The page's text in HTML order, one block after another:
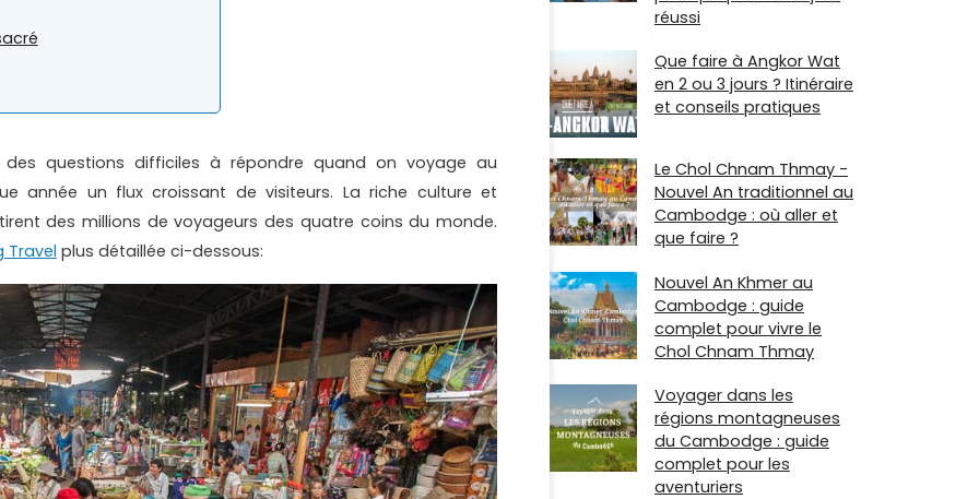
questions difficiles à répondre quand on voyage au
année un flux croissant de visiteurs. La riche culture et
des millions de voyageurs des quatre coins du monde.
Travel plus détaillée ci-dessous:
réussi
Que faire à Angkor Wat
en 2 ou 3 jours ? Itinéraire
et conseils pratiques
Le Chol Chnam Thmay -
Nouvel An traditionnel au
Cambodge : où aller et
que faire ?
Nouvel An Khmer au
Cambodge : guide
complet pour vivre le
Chol Chnam Thmay
Voyager dans les
régions montagneuses
du Cambodge : guide
complet pour les
aventuriers